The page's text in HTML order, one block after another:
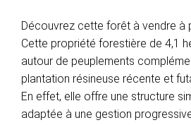
Découvrez cette forêt à vendre à
Cette propriété forestière de 4,1
autour de peuplements
plantation résineuse récente et
En effet, elle offre une structure
adaptée à une gestion